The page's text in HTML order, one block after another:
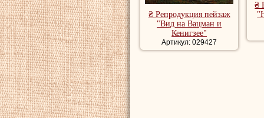
₴ Репродукция пейзаж
"Вид на Вацман и
Кенигзее"
Артикул: 029427
₴